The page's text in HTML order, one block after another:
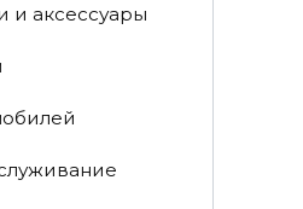
и аксессуары